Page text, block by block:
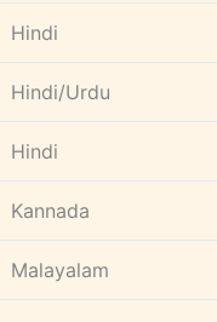
Hindi
Hindi/Urdu
Hindi
Kannada
Malayalam